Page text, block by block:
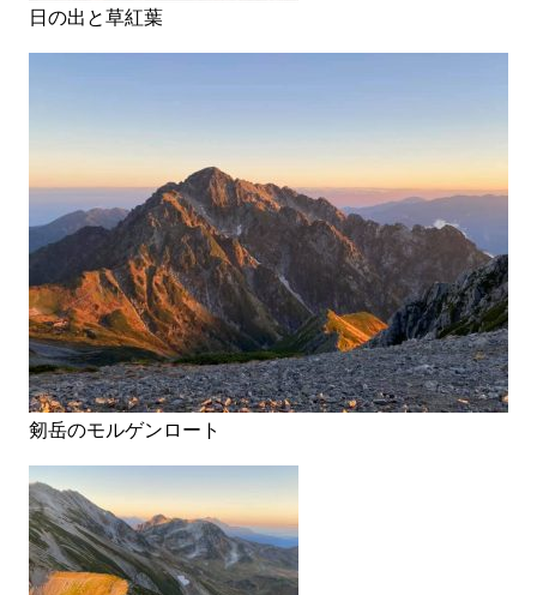
日の出と草紅葉
剱岳のモルゲンロート